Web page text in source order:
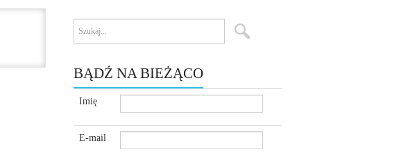
BĄDŹ NA BIEŻĄCO
Imię
E-mail